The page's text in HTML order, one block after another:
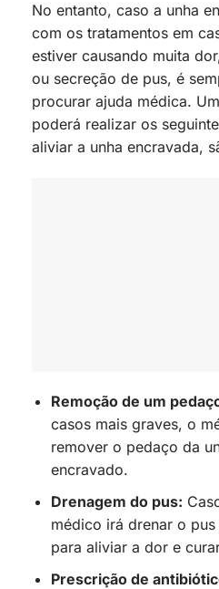
No entanto, caso a unha
com os tratamentos em
estiver causando muita
ou secreção de pus, é
procurar ajuda médica.
poderá realizar os
aliviar a unha encravada,
Remoção de um
casos mais graves, o
remover o pedaço da
encravado.
Drenagem do pus:
médico irá drenar o
para aliviar a dor e
Prescrição de